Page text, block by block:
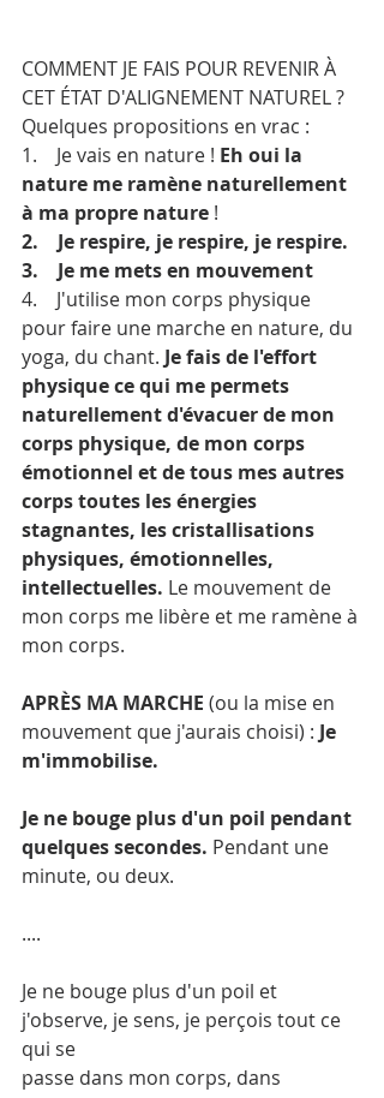
COMMENT JE FAIS POUR REVENIR À
CET ÉTAT D'ALIGNEMENT NATUREL ?
Quelques propositions en vrac :
1.    Je vais en nature ! Eh oui la
nature me ramène naturellement
à ma propre nature !
2.    Je respire, je respire, je respire.
3.    Je me mets en mouvement
4.    J'utilise mon corps physique
pour faire une marche en nature, du
yoga, du chant. Je fais de l'effort
physique ce qui me permets
naturellement d'évacuer de mon
corps physique, de mon corps
émotionnel et de tous mes autres
corps toutes les énergies
stagnantes, les cristallisations
physiques, émotionnelles,
intellectuelles. Le mouvement de
mon corps me libère et me ramène à
mon corps.
APRÈS MA MARCHE (ou la mise en
mouvement que j'aurais choisi) : Je
m'immobilise.
Je ne bouge plus d'un poil pendant
quelques secondes. Pendant une
minute, ou deux.
....
Je ne bouge plus d'un poil et
j'observe, je sens, je perçois tout ce
qui se
passe dans mon corps, dans